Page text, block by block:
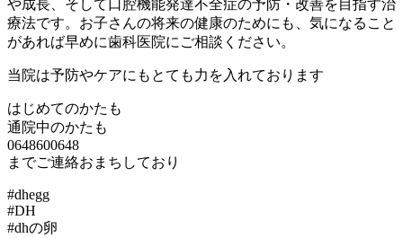
や成長、そして口腔機能発達不全症の予防・改善を目指す治
療法です。お子さんの将来の健康のためにも、気になること
があれば早めに歯科医院にご相談ください。
当院は予防やケアにもとても力を入れております
はじめてのかたも
通院中のかたも
0648600648
までご連絡おまちしており
#dhegg
#DH
#dhの卵